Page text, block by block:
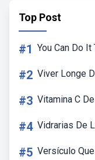
Top Post
#1 You Can Do It
#2 Viver Longe
#3 Vitamina C
#4 Vidrarias De
#5 Versículo